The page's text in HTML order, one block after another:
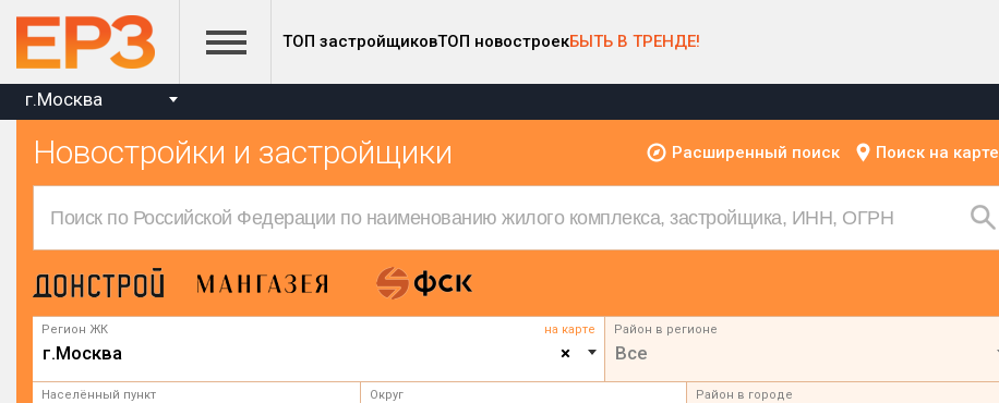
ТОП застройщиковТОП новостроекБЫТЬ В ТРЕНДЕ!
г.Москва
Новостройки и застройщики Расширенный поиск Поиск на карте
Регион ЖК на карте
×
г.Москва
Район в регионе
Все
Населённый пункт Округ Район в городе